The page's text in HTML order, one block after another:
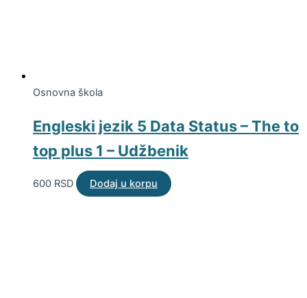
Osnovna škola
Engleski jezik 5 Data Status – The to
top plus 1 – Udžbenik
600 RSD Dodaj u korpu